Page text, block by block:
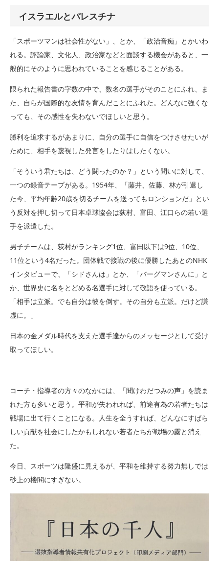
イスラエルとパレスチナ
「スポーツマンは社会性がない」、とか、「政治音痴」とかいわ
れる。評論家、文化人、政治家などと面談する機会があると、一
般的にそのように思われていることを感じることがある。
限られた報告書の字数の中で、数名の選手がそのことにふれ、ま
た、自らが国際的な友情を育んだことにふれた。どんなに強くな
っても、その感性を失わないでほしいと思う。
勝利を追求するがあまりに、自分の選手に自信をつけさせたいが
ために、相手を蔑視した発言をしたりはしたくない。
「そういう君たちは、どう闘ったのか？」という問いに対して、
一つの録音テープがある。1954年、「藤井、佐藤、林が引退し
た今、平均年齢20歳を切るチームを送ってもロンションだ」とい
う反対を押し切って日本卓球協会は荻村、富田、江口らの若い選
手を派遣した。
男子チームは、荻村がランキング1位、富田以下は9位、10位、
11位という4名だった。団体戦で接戦の後に優勝したあとのNHK
インタビューで、「シドさんは」とか、「バーグマンさんに」と
か、世界史に名をとどめる名選手に対して敬語を使っている。
「相手は立派。でも自分は彼を倒す。その自分も立派。だけど謙
虚に。」
日本の金メダル時代を支えた選手達からのメッセージとして受け
取ってほしい。
コーチ・指導者の方々のなかには、「聞けわだつみの声」を読ま
れた方も多いと思う。平和が失われれば、前途有為の若者たちは
戦場に出て行くことになる。人生を全うすれば、どんなにすばら
しい貢献を社会にしたかもしれない若者たちが戦場の露と消え
た。
今日、スポーツは隆盛に見えるが、平和を維持する努力無しでは
砂上の楼閣にすぎない。